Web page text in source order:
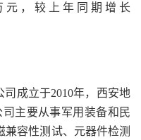
元，较上年同期增长
成立于2010年，西安地
司主要从事军用装备和民
兼容性测试、元器件检测